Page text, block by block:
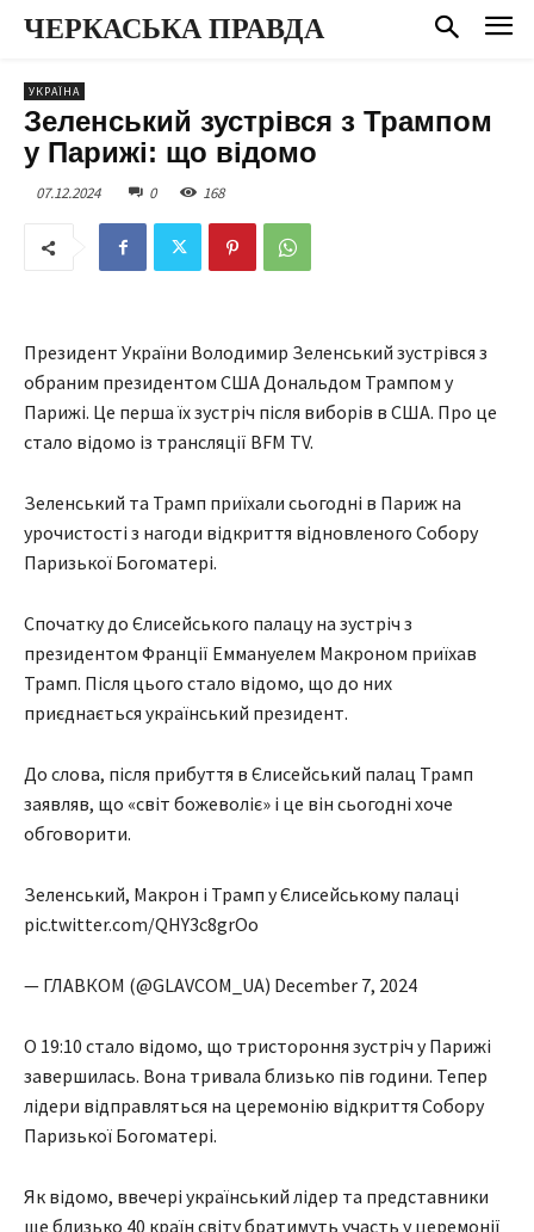
ЧЕРКАСЬКА ПРАВДА
УКРАЇНА
Зеленський зустрівся з Трампом
у Парижі: що відомо
07.12.2024 0 168
Президент України Володимир Зеленський зустрівся з
обраним президентом США Дональдом Трампом у
Парижі. Це перша їх зустріч після виборів в США. Про це
стало відомо із трансляції BFM TV.
Зеленський та Трамп приїхали сьогодні в Париж на
урочистості з нагоди відкриття відновленого Собору
Паризької Богоматері.
Спочатку до Єлисейського палацу на зустріч з
президентом Франції Еммануелем Макроном приїхав
Трамп. Після цього стало відомо, що до них
приєднається український президент.
До слова, після прибуття в Єлисейський палац Трамп
заявляв, що «світ божеволіє» і це він сьогодні хоче
обговорити.
Зеленський, Макрон і Трамп у Єлисейському палаці
pic.twitter.com/QHY3c8grOo
— ГЛАВКОМ (@GLAVCOM_UA) December 7, 2024
О 19:10 стало відомо, що тристороння зустріч у Парижі
завершилась. Вона тривала близько пів години. Тепер
лідери відправляться на церемонію відкриття Собору
Паризької Богоматері.
Як відомо, ввечері український лідер та представники
ще близько 40 країн світу братимуть участь у церемонії